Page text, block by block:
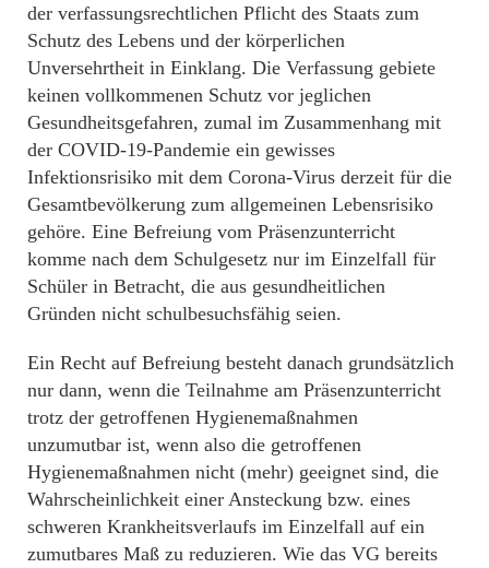
der verfassungsrechtlichen Pflicht des Staats zum
Schutz des Lebens und der körperlichen
Unversehrtheit in Einklang. Die Verfassung gebiete
keinen vollkommenen Schutz vor jeglichen
Gesundheitsgefahren, zumal im Zusammenhang mit
der COVID-19-Pandemie ein gewisses
Infektionsrisiko mit dem Corona-Virus derzeit für die
Gesamtbevölkerung zum allgemeinen Lebensrisiko
gehöre. Eine Befreiung vom Präsenzunterricht
komme nach dem Schulgesetz nur im Einzelfall für
Schüler in Betracht, die aus gesundheitlichen
Gründen nicht schulbesuchsfähig seien.
Ein Recht auf Befreiung besteht danach grundsätzlich
nur dann, wenn die Teilnahme am Präsenzunterricht
trotz der getroffenen Hygienemaßnahmen
unzumutbar ist, wenn also die getroffenen
Hygienemaßnahmen nicht (mehr) geeignet sind, die
Wahrscheinlichkeit einer Ansteckung bzw. eines
schweren Krankheitsverlaufs im Einzelfall auf ein
zumutbares Maß zu reduzieren. Wie das VG bereits